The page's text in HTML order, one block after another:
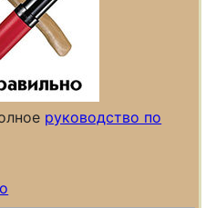
руководство по